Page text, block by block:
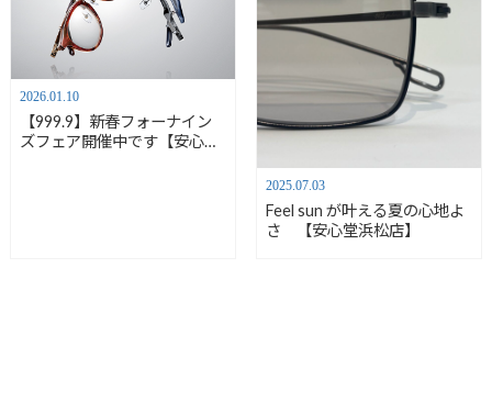
2026.01.10
【999.9】新春フォーナイン
ズフェア開催中です【安心堂
2025.07.03
Feel sun が叶える夏の心地よ
さ 【安心堂浜松店】